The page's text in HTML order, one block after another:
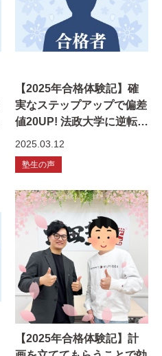
【2025年合格体験記】確
実なステップアップで偏差
値20UP! 法政大学に逆転合
格！
2025.03.12
塾生の声
【2025年合格体験記】計